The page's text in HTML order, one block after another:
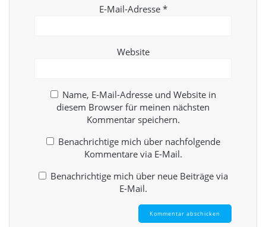
E-Mail-Adresse *
Website
Name, E-Mail-Adresse und Website in
diesem Browser für meinen nächsten
Kommentar speichern.
Benachrichtige mich über nachfolgende
Kommentare via E-Mail.
Benachrichtige mich über neue Beiträge via
E-Mail.